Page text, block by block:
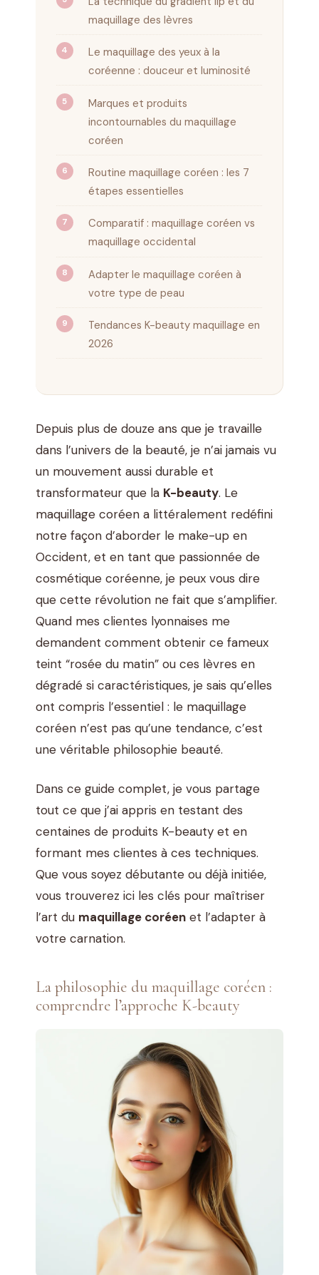
maquillage des lèvres
Le maquillage des yeux à la
coréenne : douceur et luminosité
Marques et produits
incontournables du maquillage
coréen
Routine maquillage coréen : les 7
étapes essentielles
Comparatif : maquillage coréen vs
maquillage occidental
Adapter le maquillage coréen à
votre type de peau
Tendances K-beauty maquillage en
2026
Depuis plus de douze ans que je travaille
dans l’univers de la beauté, je n’ai jamais vu
un mouvement aussi durable et
transformateur que la K-beauty. Le
maquillage coréen a littéralement redéfini
notre façon d’aborder le make-up en
Occident, et en tant que passionnée de
cosmétique coréenne, je peux vous dire
que cette révolution ne fait que s’amplifier.
Quand mes clientes lyonnaises me
demandent comment obtenir ce fameux
teint “rosée du matin” ou ces lèvres en
dégradé si caractéristiques, je sais qu’elles
ont compris l’essentiel : le maquillage
coréen n’est pas qu’une tendance, c’est
une véritable philosophie beauté.
Dans ce guide complet, je vous partage
tout ce que j’ai appris en testant des
centaines de produits K-beauty et en
formant mes clientes à ces techniques.
Que vous soyez débutante ou déjà initiée,
vous trouverez ici les clés pour maîtriser
l’art du maquillage coréen et l’adapter à
votre carnation.
La philosophie du maquillage coréen :
comprendre l’approche K-beauty